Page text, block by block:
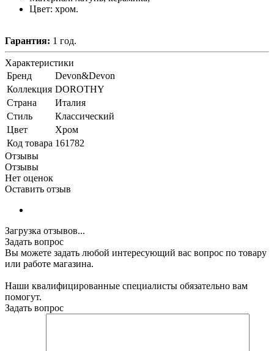
Цвет: хром.
Гарантия: 1 год.
Характеристики
Бренд
Devon&Devon
Коллекция DOROTHY
Страна
Италия
Стиль
Классический
Цвет
Хром
Код товара 161782
Отзывы
Отзывы
Нет оценок
Оставить отзыв
Загрузка отзывов...
Задать вопрос
Вы можете задать любой интересующий вас вопрос по товару
или работе магазина.
Наши квалифицированные специалисты обязательно вам
помогут.
Задать вопрос